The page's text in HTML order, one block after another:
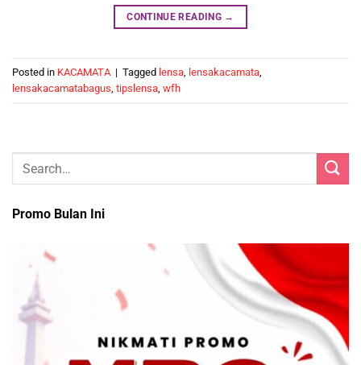
CONTINUE READING →
Posted in KACAMATA | Tagged lensa lensakacamata
lensakacamatabagus tipslensa wfh
Promo Bulan Ini